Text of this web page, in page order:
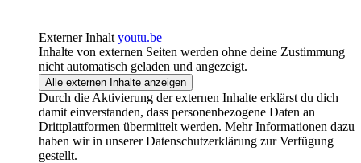
Externer Inhalt youtu.be
Inhalte von externen Seiten werden ohne deine Zustimmung
nicht automatisch geladen und angezeigt.
Alle externen Inhalte anzeigen
Durch die Aktivierung der externen Inhalte erklärst du dich
damit einverstanden, dass personenbezogene Daten an
Drittplattformen übermittelt werden. Mehr Informationen dazu
haben wir in unserer Datenschutzerklärung zur Verfügung
gestellt.